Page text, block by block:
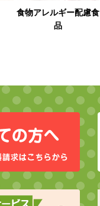
食物アレルギー配慮食
品